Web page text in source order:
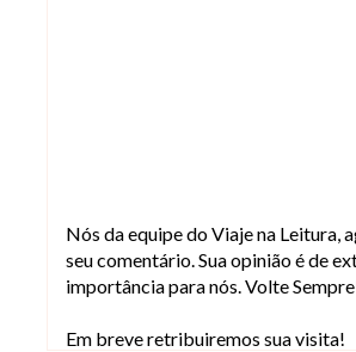
Nós da equipe do Viaje na Leitura,
seu comentário. Sua opinião é de
importância para nós. Volte
Em breve retribuiremos sua visita!